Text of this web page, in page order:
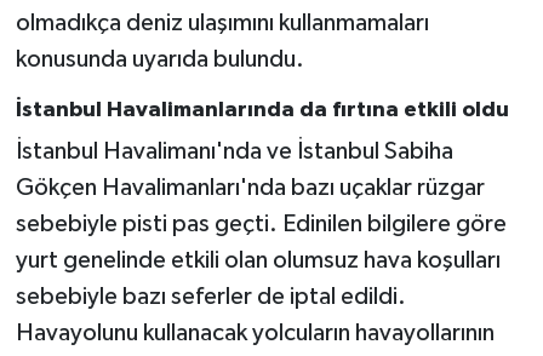
olmadıkça deniz ulaşımını kullanmamaları
konusunda uyarıda bulundu.
İstanbul Havalimanlarında da fırtına etkili oldu
İstanbul Havalimanı'nda ve İstanbul Sabiha
Gökçen Havalimanları'nda bazı uçaklar rüzgar
sebebiyle pisti pas geçti. Edinilen bilgilere göre
yurt genelinde etkili olan olumsuz hava koşulları
sebebiyle bazı seferler de iptal edildi.
Havayolunu kullanacak yolcuların havayollarının